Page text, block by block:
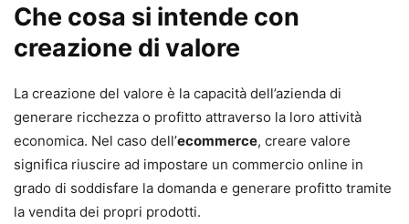
Che cosa si intende con
creazione di valore
La creazione del valore è la capacità dell’azienda di
generare ricchezza o profitto attraverso la loro attività
economica. Nel caso dell’ecommerce, creare valore
significa riuscire ad impostare un commercio online in
grado di soddisfare la domanda e generare profitto tramite
la vendita dei propri prodotti.